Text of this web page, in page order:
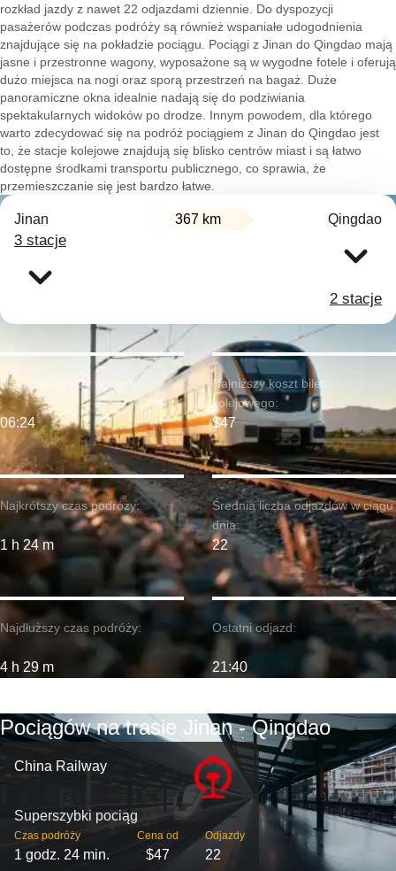
rozkład jazdy z nawet 22 odjazdami dziennie. Do dyspozycji
pasażerów podczas podróży są również wspaniałe udogodnienia
znajdujące się na pokładzie pociągu. Pociągi z Jinan do Qingdao mają
jasne i przestronne wagony, wyposażone są w wygodne fotele i oferują
dużo miejsca na nogi oraz sporą przestrzeń na bagaż. Duże
panoramiczne okna idealnie nadają się do podziwiania
spektakularnych widoków po drodze. Innym powodem, dla którego
warto zdecydować się na podróż pociągiem z Jinan do Qingdao jest
to, że stacje kolejowe znajdują się blisko centrów miast i są łatwo
dostępne środkami transportu publicznego, co sprawia, że
przemieszczanie się jest bardzo łatwe.
Jinan 367 km Qingdao
3 stacje
2 stacje
Najkrótszy czas podróży:
1 h 24 m
Najwcześniejszy wyjazd:
06:24
Najdłuższy czas podróży:
4 h 29 m
Najniższy koszt biletu
kolejowego:
$47
Średnia liczba odjazdów w ciągu
dnia:
22
Ostatni odjazd:
21:40
Pociągów na trasie Jinan - Qingdao
China Railway
Superszybki pociąg
Czas podróży
1 godz. 24 min.
Cena od
$47
Odjazdy
22